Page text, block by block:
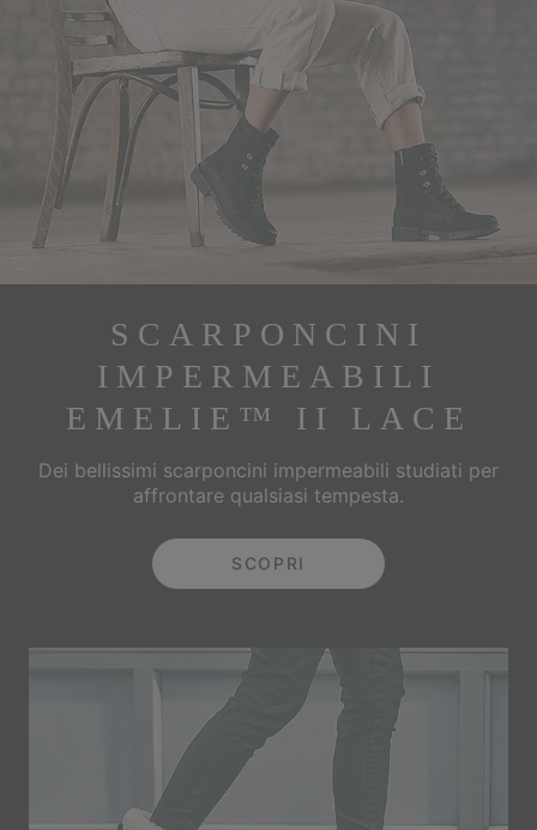
SCARPONCINI
IMPERMEABILI
EMELIE™ II LACE
Dei bellissimi scarponcini impermeabili studiati per
affrontare qualsiasi tempesta.
SCOPRI